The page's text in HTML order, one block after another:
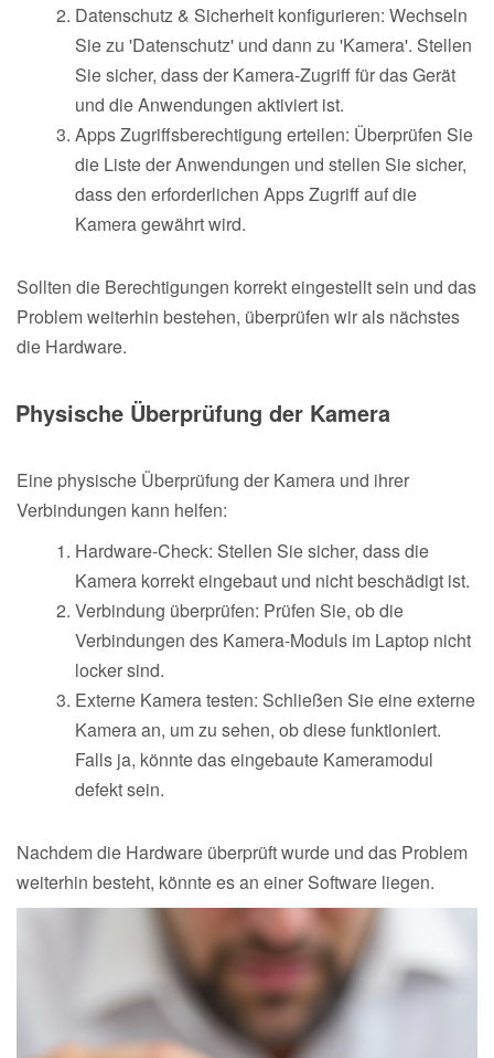
Datenschutz & Sicherheit konfigurieren: Wechseln
Sie zu 'Datenschutz' und dann zu 'Kamera'. Stellen
Sie sicher, dass der Kamera-Zugriff für das Gerät
und die Anwendungen aktiviert ist.
Apps Zugriffsberechtigung erteilen: Überprüfen Sie
die Liste der Anwendungen und stellen Sie sicher,
dass den erforderlichen Apps Zugriff auf die
Kamera gewährt wird.
Sollten die Berechtigungen korrekt eingestellt sein und das
Problem weiterhin bestehen, überprüfen wir als nächstes
die Hardware.
Physische Überprüfung der Kamera
Eine physische Überprüfung der Kamera und ihrer
Verbindungen kann helfen:
Hardware-Check: Stellen Sie sicher, dass die
Kamera korrekt eingebaut und nicht beschädigt ist.
Verbindung überprüfen: Prüfen Sie, ob die
Verbindungen des Kamera-Moduls im Laptop nicht
locker sind.
Externe Kamera testen: Schließen Sie eine externe
Kamera an, um zu sehen, ob diese funktioniert.
Falls ja, könnte das eingebaute Kameramodul
defekt sein.
Nachdem die Hardware überprüft wurde und das Problem
weiterhin besteht, könnte es an einer Software liegen.